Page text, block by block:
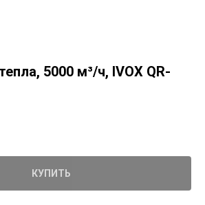
5000 м³/ч, IVOX QR-
КУПИТЬ